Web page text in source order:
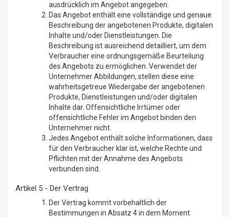
ausdrücklich im Angebot angegeben.
Das Angebot enthält eine vollständige und genaue
Beschreibung der angebotenen Produkte, digitalen
Inhalte und/oder Dienstleistungen. Die
Beschreibung ist ausreichend detailliert, um dem
Verbraucher eine ordnungsgemäße Beurteilung
des Angebots zu ermöglichen. Verwendet der
Unternehmer Abbildungen, stellen diese eine
wahrheitsgetreue Wiedergabe der angebotenen
Produkte, Dienstleistungen und/oder digitalen
Inhalte dar. Offensichtliche Irrtümer oder
offensichtliche Fehler im Angebot binden den
Unternehmer nicht.
Jedes Angebot enthält solche Informationen, dass
für den Verbraucher klar ist, welche Rechte und
Pflichten mit der Annahme des Angebots
verbunden sind.
Artikel 5 - Der Vertrag
Der Vertrag kommt vorbehaltlich der
Bestimmungen in Absatz 4 in dem Moment